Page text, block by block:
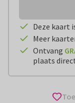
Deze kaart
Meer
Ontvang
plaats